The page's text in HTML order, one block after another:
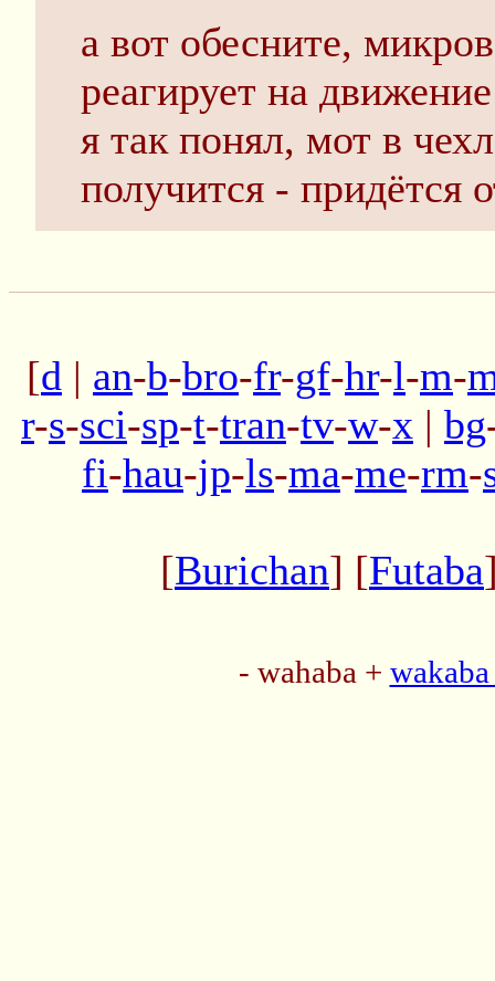
а вот обесните,
реагирует на
я так понял, мот в
получится - придётся
[d | an-b-bro-fr-gf-hr-l-m-
r-s-sci-sp-t-tran-tv-w-x | bg
fi-hau-jp-ls-ma-me-rm-
[Burichan] [Futaba
- wahaba +